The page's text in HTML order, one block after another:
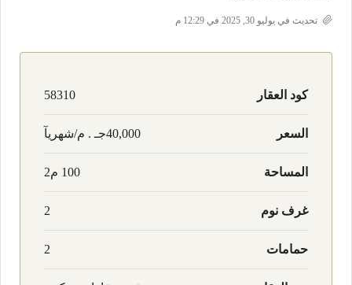
تحديث في يوليو 30, 2025 في 12:29 م
كود العقار 58310
السعر 40,000جـ . م/شهريآ
المساحة 100 م2
غرف نوم 2
حمامات 2